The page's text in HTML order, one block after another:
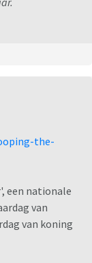
the-
een nationale
van
van koning